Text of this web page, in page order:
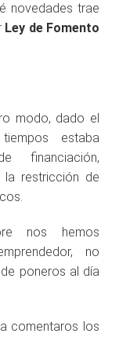
novedades trae
Ley de Fomento
modo, dado el
estaba
financiación,
restricción de
nos hemos
no
poneros al día
comentaros los